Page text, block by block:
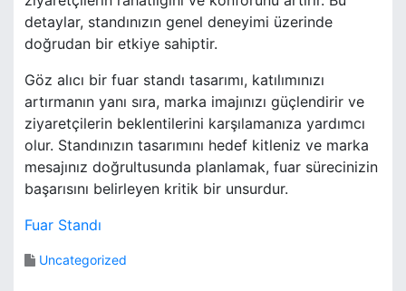
detaylar, standınızın genel deneyimi üzerinde
doğrudan bir etkiye sahiptir.
Göz alıcı bir fuar standı tasarımı, katılımınızı
artırmanın yanı sıra, marka imajınızı güçlendirir ve
ziyaretçilerin beklentilerini karşılamanıza yardımcı
olur. Standınızın tasarımını hedef kitleniz ve marka
mesajınız doğrultusunda planlamak, fuar sürecinizin
başarısını belirleyen kritik bir unsurdur.
Fuar Standı
Uncategorized